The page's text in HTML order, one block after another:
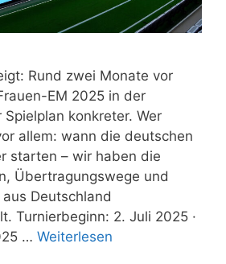
Rund zwei Monate vor
EM 2025 in der
konkreter. Wer
allem: wann die deutschen
starten – wir haben die
Übertragungswege und
Deutschland
Turnierbeginn: 2. Juli 2025 ·
… Weiterlesen